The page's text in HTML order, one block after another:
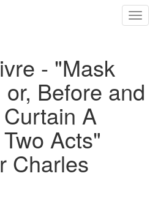
- "Mask
Before and
A
Acts"
Charles